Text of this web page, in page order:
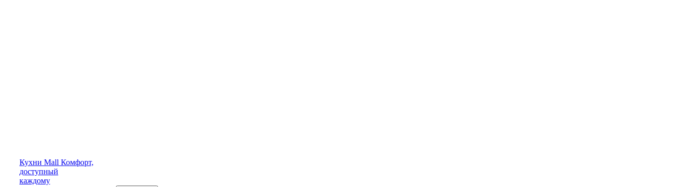
Кухни Mall Комфорт,
доступный
каждому